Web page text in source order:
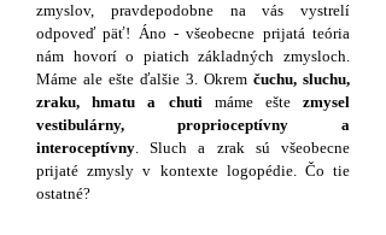
zmyslov, pravdepodobne na vás vystrelí
odpoveď päť! Áno - všeobecne prijatá teória
nám hovorí o piatich základných zmysloch.
Máme ale ešte ďalšie 3. Okrem čuchu, sluchu,
zraku, hmatu
a chutimáme eštezmysel
vestibulárny, proprioceptívny a
interoceptívny. Sluch a zrak sú všeobecne
prijaté zmysly v kontexte logopédie. Čo tie
ostatné?